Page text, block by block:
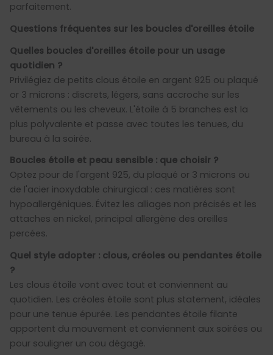
parfaitement.
Questions fréquentes sur les boucles d'oreilles étoile
Quelles boucles d'oreilles étoile pour un usage
quotidien ?
Privilégiez de petits clous étoile en argent 925 ou plaqué
or 3 microns : discrets, légers, sans accroche sur les
vêtements ou les cheveux. L'étoile à 5 branches est la
plus polyvalente et passe avec toutes les tenues, du
bureau à la soirée.
Boucles étoile et peau sensible : que choisir ?
Optez pour de l'argent 925, du plaqué or 3 microns ou
de l'acier inoxydable chirurgical : ces matières sont
hypoallergéniques. Évitez les alliages non précisés et les
attaches en nickel, principal allergène des oreilles
percées.
Quel style adopter : clous, créoles ou pendantes étoile
?
Les clous étoile vont avec tout et conviennent au
quotidien. Les créoles étoile sont plus statement, idéales
pour une tenue épurée. Les pendantes étoile filante
apportent du mouvement et conviennent aux soirées ou
pour souligner un cou dégagé.